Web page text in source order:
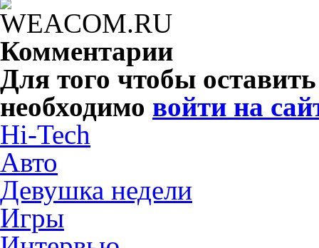
Комментарии
Для того чтобы
необходимо войти на
Hi-Tech
Авто
Девушка недели
Игры